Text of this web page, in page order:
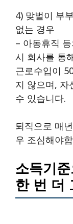
4) 맞벌이 부
없는 경우
– 아동휴직
시 회사를 통
근로수입이
지 않으며, 자
수 있습니다.
퇴직으로 매
우 조심해야
소득기
한 번 더